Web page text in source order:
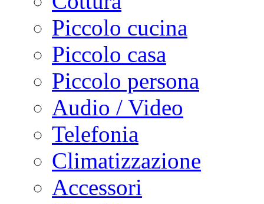
Piccolo cucina
Piccolo casa
Piccolo persona
Audio / Video
Telefonia
Climatizzazione
Accessori